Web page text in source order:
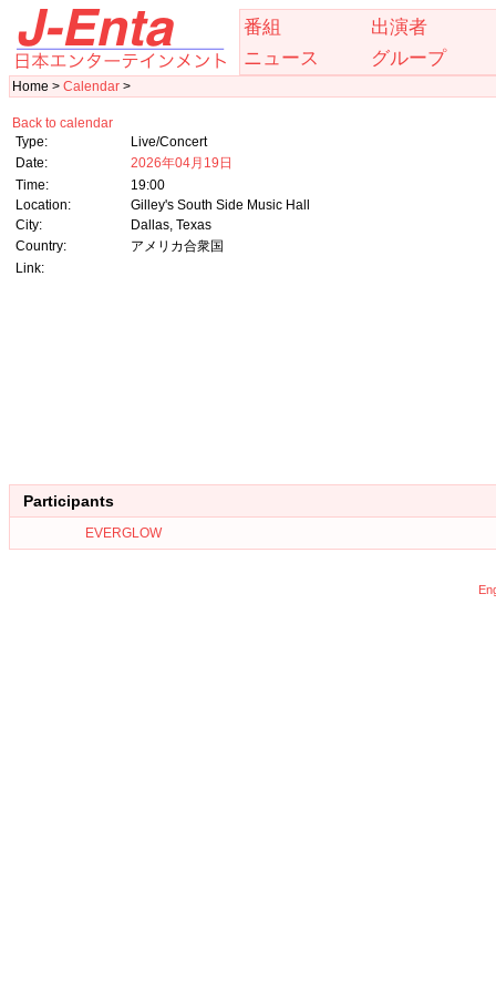
番組
出演者
ニュース
グループ
Home > Calendar >
Back to calendar
Type:
Live/Concert
Date:
2026年04月19日
Time:
19:00
Location:
Gilley's South Side Music Hall
City:
Dallas, Texas
Country:
アメリカ合衆国
Link:
Participants
EVERGLOW